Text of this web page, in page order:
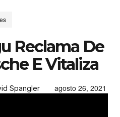
Reclama De
E Vitaliza
Spangler agosto 26, 2021